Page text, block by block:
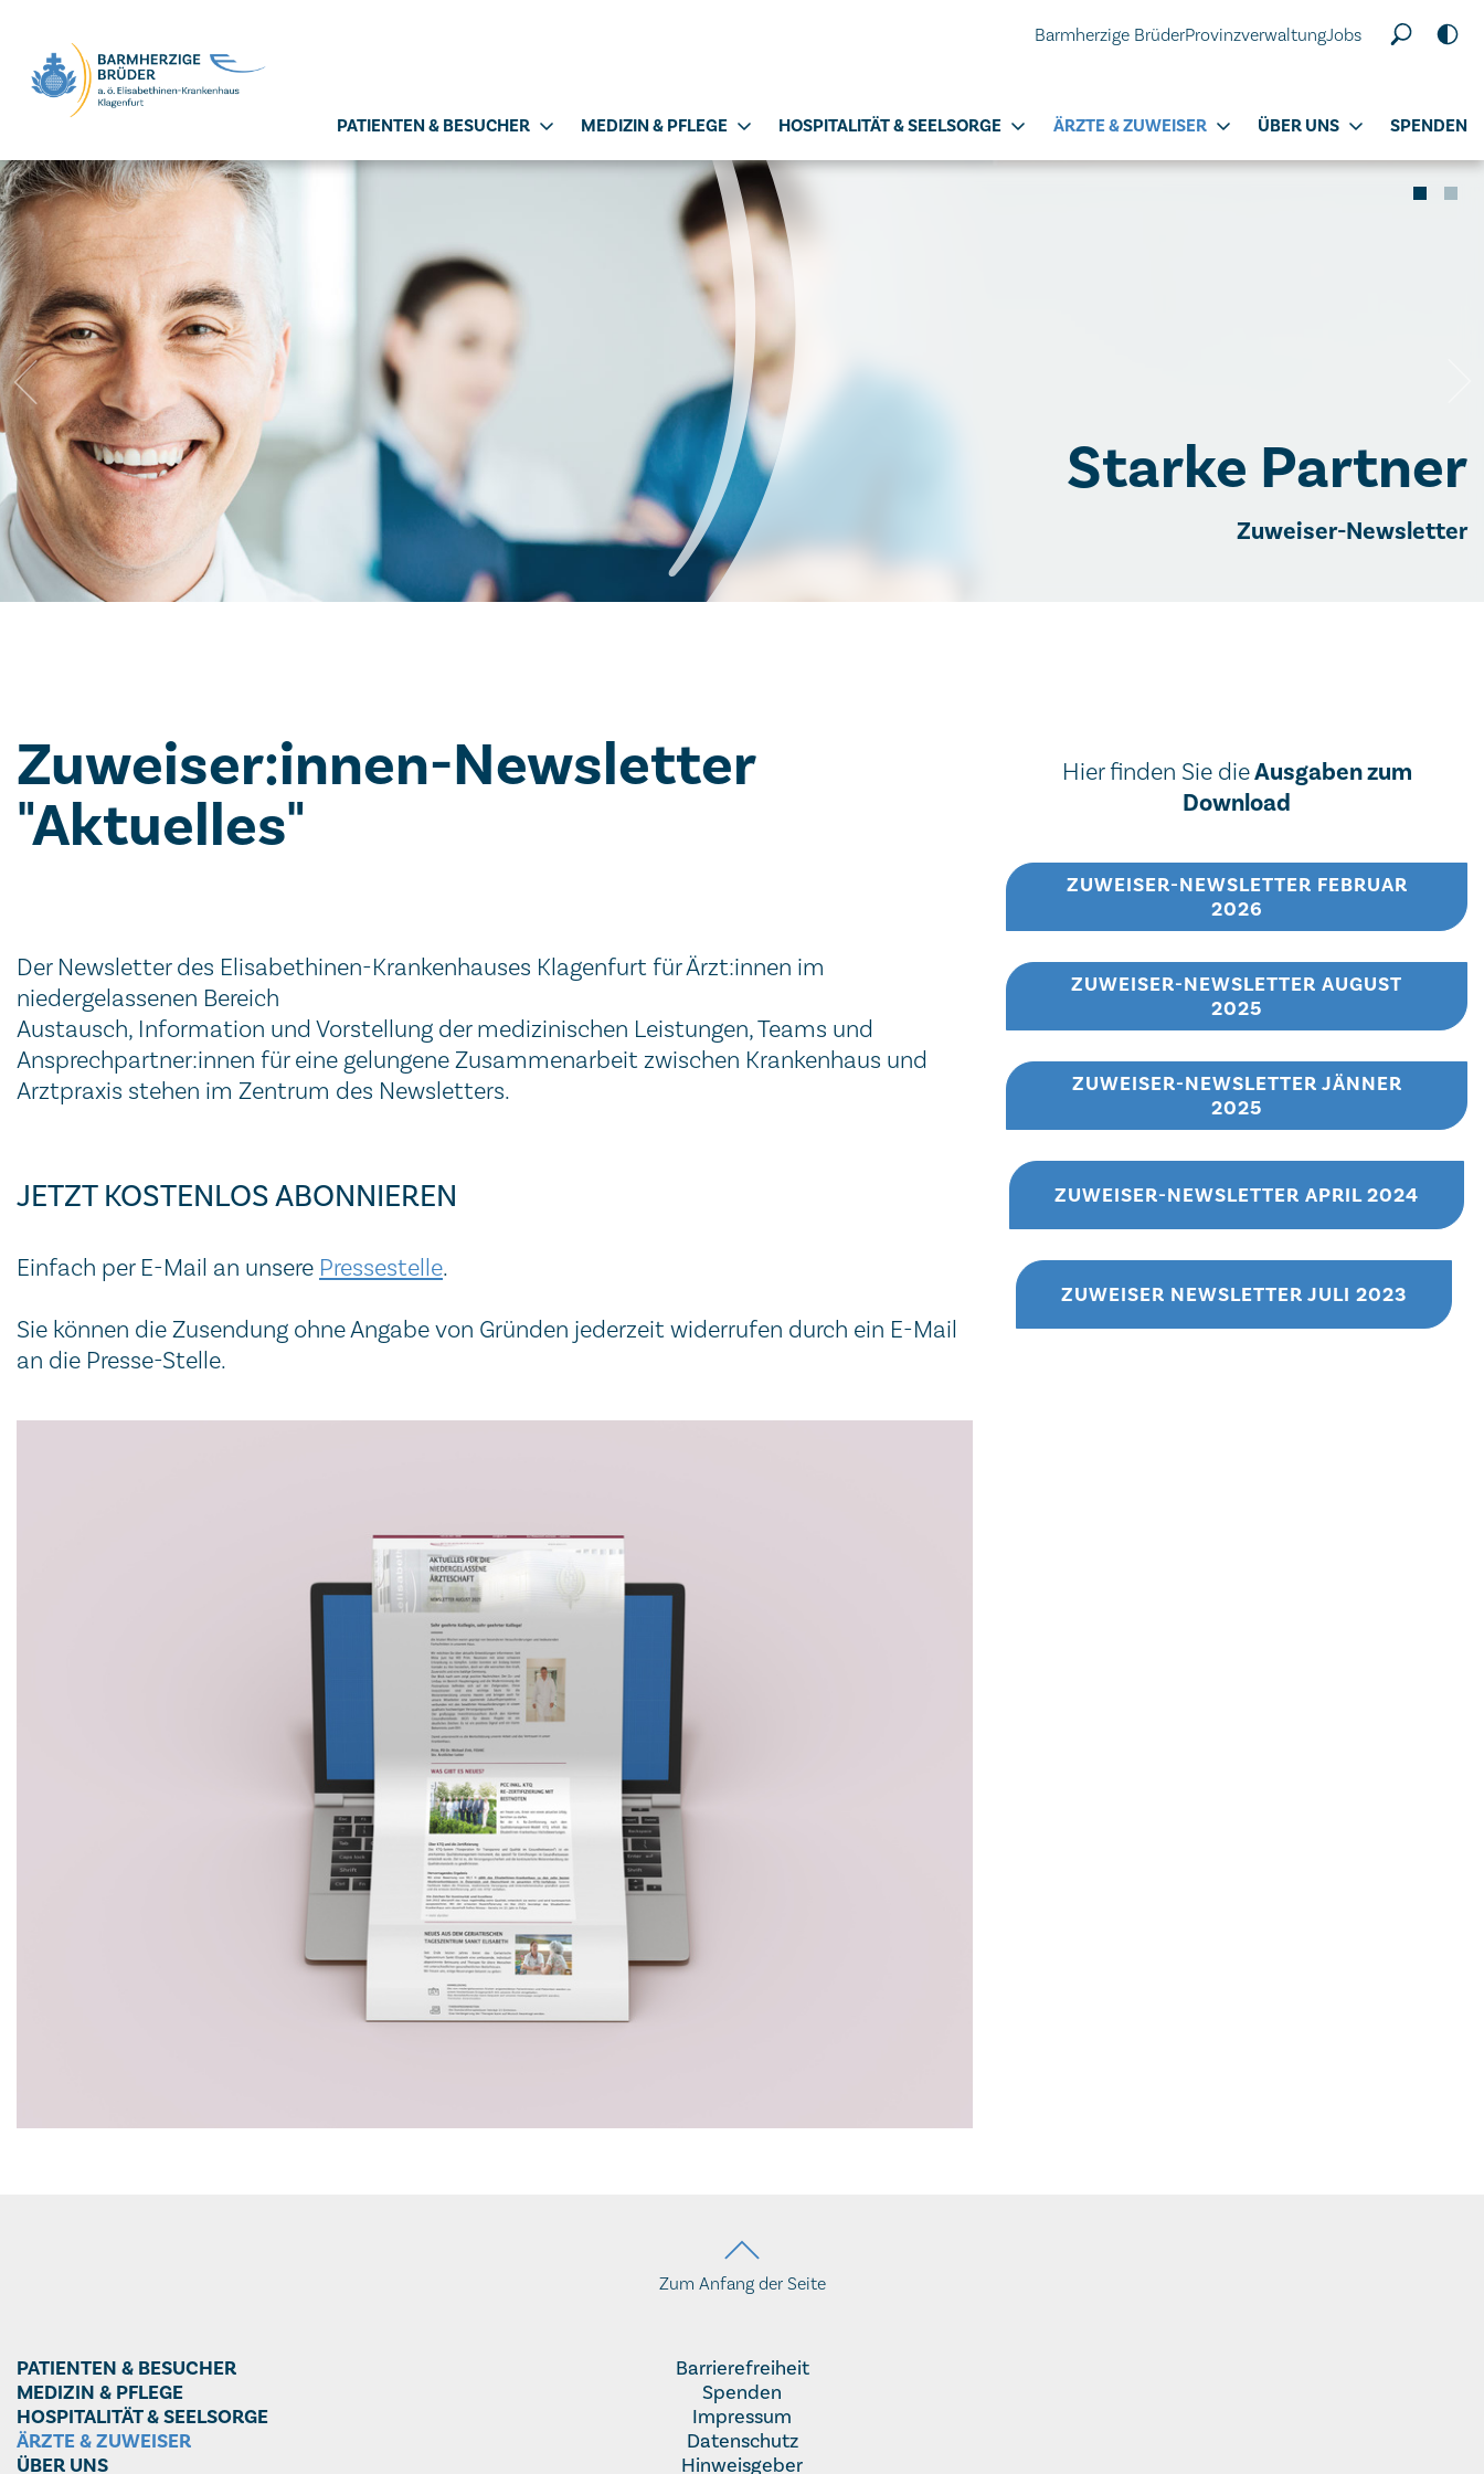
Barmherzige BrüderProvinzverwaltungJobs
PATIENTEN & BESUCHER MEDIZIN & PFLEGE HOSPITALITÄT & SEELSORGE ÄRZTE & ZUWEISER ÜBER UNS SPENDEN
Starke Partner
Zuweiser-Newsletter
Zuweiser:innen-Newsletter
"Aktuelles"
Der Newsletter des Elisabethinen-Krankenhauses Klagenfurt für Ärzt:innen im
niedergelassenen Bereich
Austausch, Information und Vorstellung der medizinischen Leistungen, Teams und
Ansprechpartner:innen für eine gelungene Zusammenarbeit zwischen Krankenhaus und
Arztpraxis stehen im Zentrum des Newsletters.
JETZT KOSTENLOS ABONNIEREN
Einfach per E-Mail an unsere Pressestelle.
Sie können die Zusendung ohne Angabe von Gründen jederzeit widerrufen durch ein E-Mail
an die Presse-Stelle.
Hier finden Sie dieAusgaben zum
Download
ZUWEISER-NEWSLETTER FEBRUAR
2026
ZUWEISER-NEWSLETTER AUGUST
2025
ZUWEISER-NEWSLETTER JÄNNER
2025
ZUWEISER-NEWSLETTER APRIL 2024
ZUWEISER NEWSLETTER JULI 2023
Zum Anfang der Seite
PATIENTEN & BESUCHER
MEDIZIN & PFLEGE
HOSPITALITÄT & SEELSORGE
ÄRZTE & ZUWEISER
ÜBER UNS
Barrierefreiheit
Spenden
Impressum
Datenschutz
Hinweisgeber